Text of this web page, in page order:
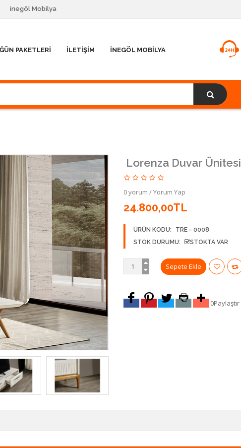
inegöl Mobilya
PAKETLERI İLETIŞIM İNEGÖL MOBILYA
Lorenza Duvar Ünitesi
0 yorum /Yorum Yap
24.800,00TL
ÜRÜN KODU:
TRE - 0008
STOK DURUMU:
STOKTA VAR
0Paylaştır